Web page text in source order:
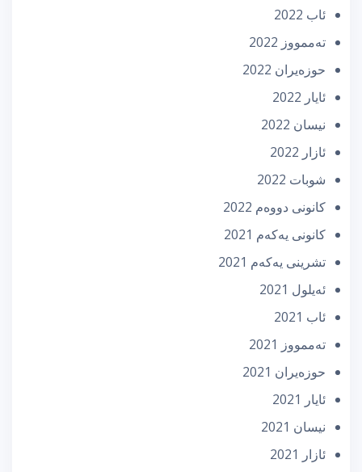
ئاب 2022
تەممووز 2022
حوزه‌یران 2022
ئایار 2022
نیسان 2022
ئازار 2022
شوبات 2022
كانونی دووه‌م 2022
كانونی یه‌كه‌م 2021
تشرینی یه‌كه‌م 2021
ئه‌یلول 2021
ئاب 2021
تەممووز 2021
حوزه‌یران 2021
ئایار 2021
نیسان 2021
ئازار 2021